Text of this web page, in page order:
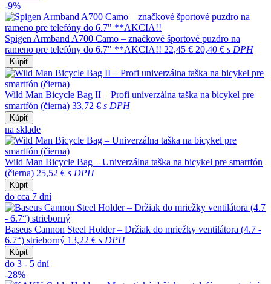
-9%
Spigen Armband A700 Camo – značkové športové puzdro na
rameno pre telefóny do 6.7" **AKCIA!! 22,45 € 20,40 € s DPH
Kúpiť
Wild Man Bicycle Bag II – Profi univerzálna taška na bicykel pre
smartfón (čierna) 33,72 € s DPH
Kúpiť
na sklade
Wild Man Bicycle Bag – Univerzálna taška na bicykel pre smartfón
(čierna) 25,52 € s DPH
Kúpiť
do cca 7 dní
Baseus Cannon Steel Holder – Držiak do mriežky ventilátora (4.7 -
6.7“) strieborný 13,22 € s DPH
Kúpiť
do 3 - 5 dní
-28%